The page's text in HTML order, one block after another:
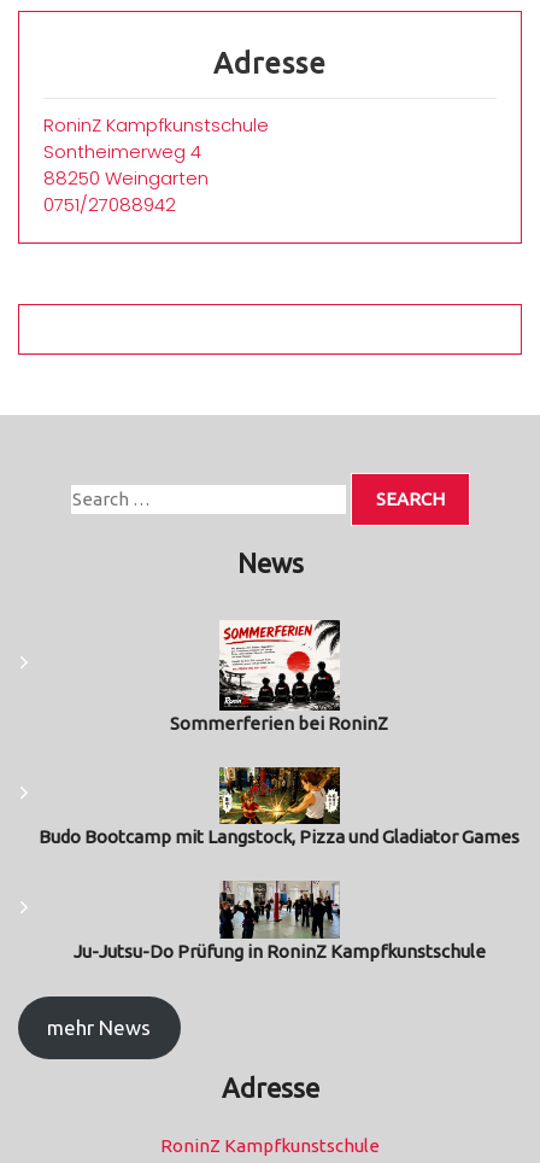
Adresse
RoninZ Kampfkunstschule
Sontheimerweg 4
88250 Weingarten
0751/27088942
News
Sommerferien bei RoninZ
Budo Bootcamp mit Langstock, Pizza und Gladiator Games
Ju-Jutsu-Do Prüfung in RoninZ Kampfkunstschule
mehr News
Adresse
RoninZ Kampfkunstschule